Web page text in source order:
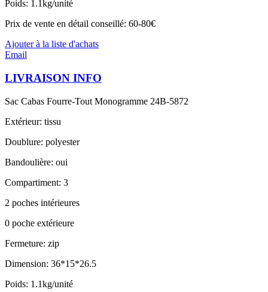
Poids: 1.1kg/unité
Prix de vente en détail conseillé: 60-80€
Ajouter à la liste d'achats
Email
LIVRAISON INFO
Sac Cabas Fourre-Tout Monogramme 24B-5872
Extérieur: tissu
Doublure: polyester
Bandoulière: oui
Compartiment: 3
2 poches intérieures
0 poche extérieure
Fermeture: zip
Dimension: 36*15*26.5
Poids: 1.1kg/unité